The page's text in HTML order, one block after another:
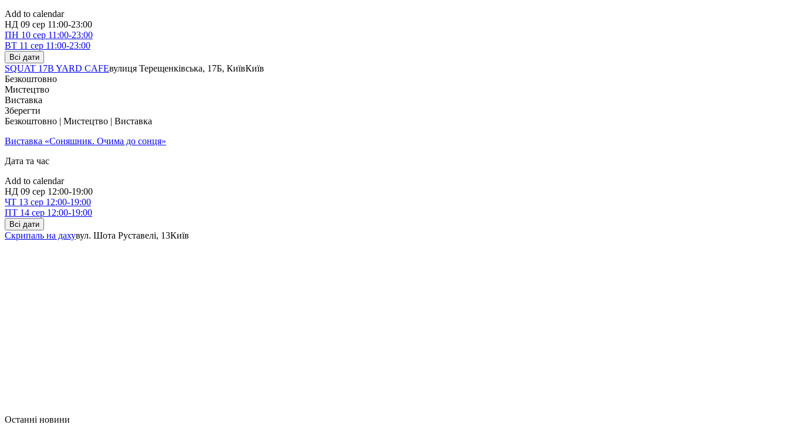
Add to calendar
НД 09 сер 11:00-23:00
ПН 10 сер 11:00-23:00
ВТ 11 сер 11:00-23:00
Всі дати
SQUAT 17B YARD CAFEвулиця Терещенківська, 17Б, КиївКиїв
Безкоштовно
Мистецтво
Виставка
Зберегти
Безкоштовно | Мистецтво | Виставка
Виставка «Соняшник. Очима до сонця»
Дата та час
Add to calendar
НД 09 сер 12:00-19:00
ЧТ 13 сер 12:00-19:00
ПТ 14 сер 12:00-19:00
Всі дати
Скрипаль на дахувул. Шота Руставелі, 13Київ
Останні новини